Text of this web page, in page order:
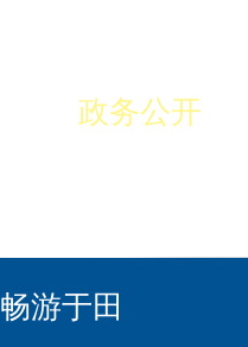
政务公开
畅游于田